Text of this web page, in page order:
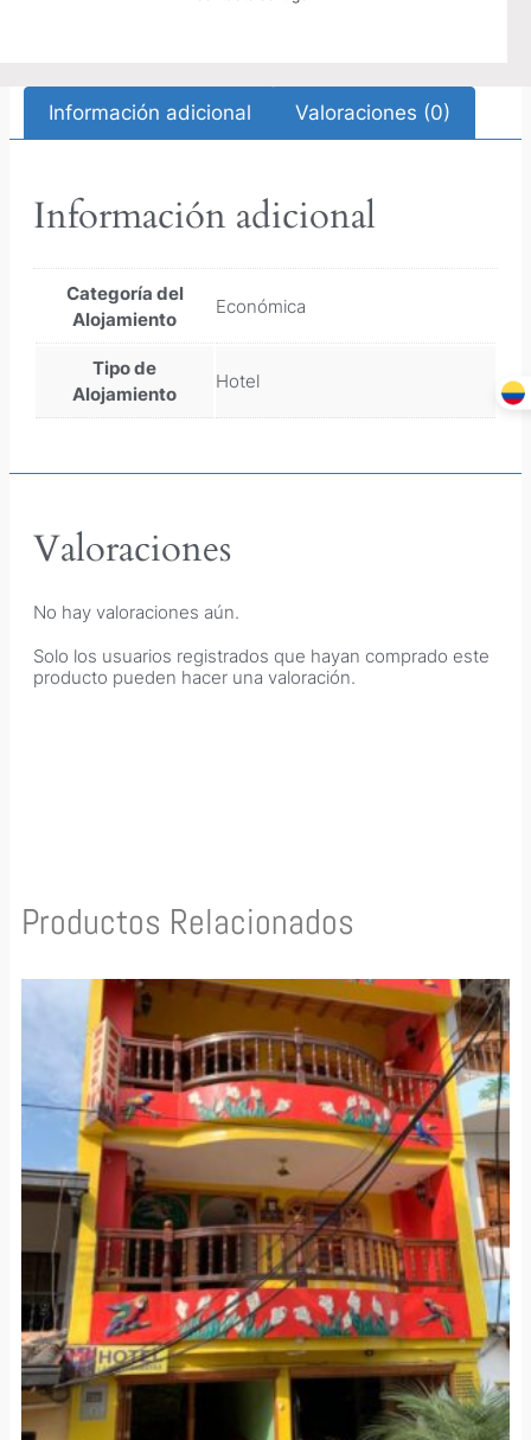
Información adicional Valoraciones (0)
Información adicional
Categoría del
Alojamiento
Económica
Tipo de
Alojamiento
Hotel
Valoraciones
No hay valoraciones aún.
Solo los usuarios registrados que hayan comprado este
producto pueden hacer una valoración.
Productos Relacionados